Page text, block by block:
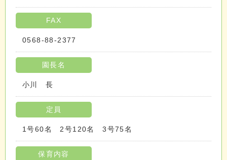
FAX
0568-88-2377
園長名
小川 長
定員
1号60名 2号120名 3号75名
保育内容